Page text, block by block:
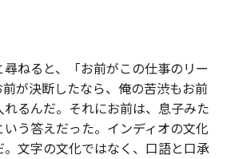
尋ねると、「お前がこの仕事のリー
が決断したなら、俺の苦渋もお前
るんだ。それにお前は、息子みた
う答えだった。インディオの文化
文字の文化ではなく、口語と口承